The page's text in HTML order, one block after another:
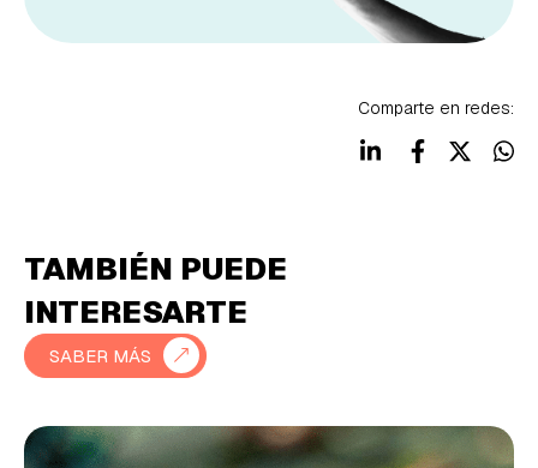
Comparte en redes:
TAMBIÉN PUEDE
INTERESARTE
SABER MÁS